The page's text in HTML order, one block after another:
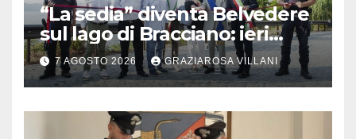
“La sedia” diventa Belvedere
sul lago di Bracciano: ieri
l’inaugurazione
7 AGOSTO 2026 GRAZIAROSA VILLANI